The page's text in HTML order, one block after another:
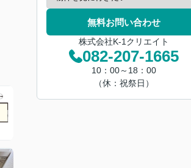
無料お問い合わせ
株式会社K-1クリエイト
082-207-1665
10：00～18：00
（休：祝祭日）